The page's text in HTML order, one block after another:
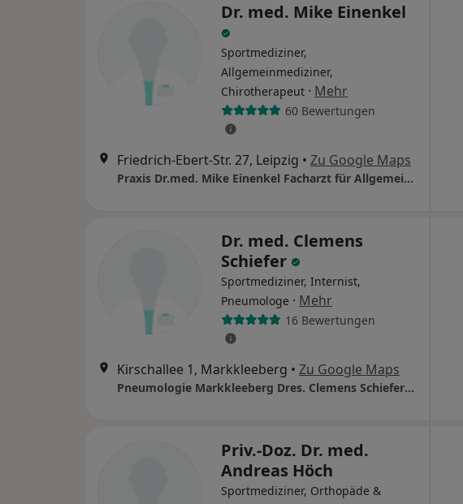
Dr. med. Mike Einenkel
Sportmediziner,
Allgemeinmediziner,
Chirotherapeut · Mehr
60 Bewertungen
Friedrich-Ebert-Str. 27, Leipzig • Zu Google Maps
Praxis Dr.med. Mike Einenkel Facharzt für Allgemeinmedizin
Dr. med. Clemens
Schiefer
Sportmediziner, Internist,
Pneumologe · Mehr
16 Bewertungen
Kirschallee 1, Markkleeberg • Zu Google Maps
Pneumologie Markkleeberg Dres. Clemens Schiefer Conrad Schiefer und Eva Schiefer
Priv.-Doz. Dr. med.
Andreas Höch
Sportmediziner, Orthopäde &